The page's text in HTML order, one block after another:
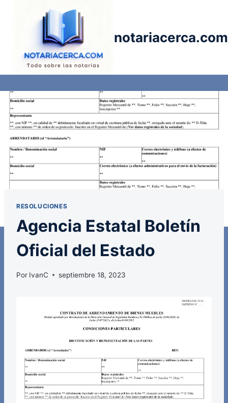
notariacerca.com
RESOLUCIONES
Agencia Estatal Boletín
Oficial del Estado
Por IvanC septiembre 18, 2023